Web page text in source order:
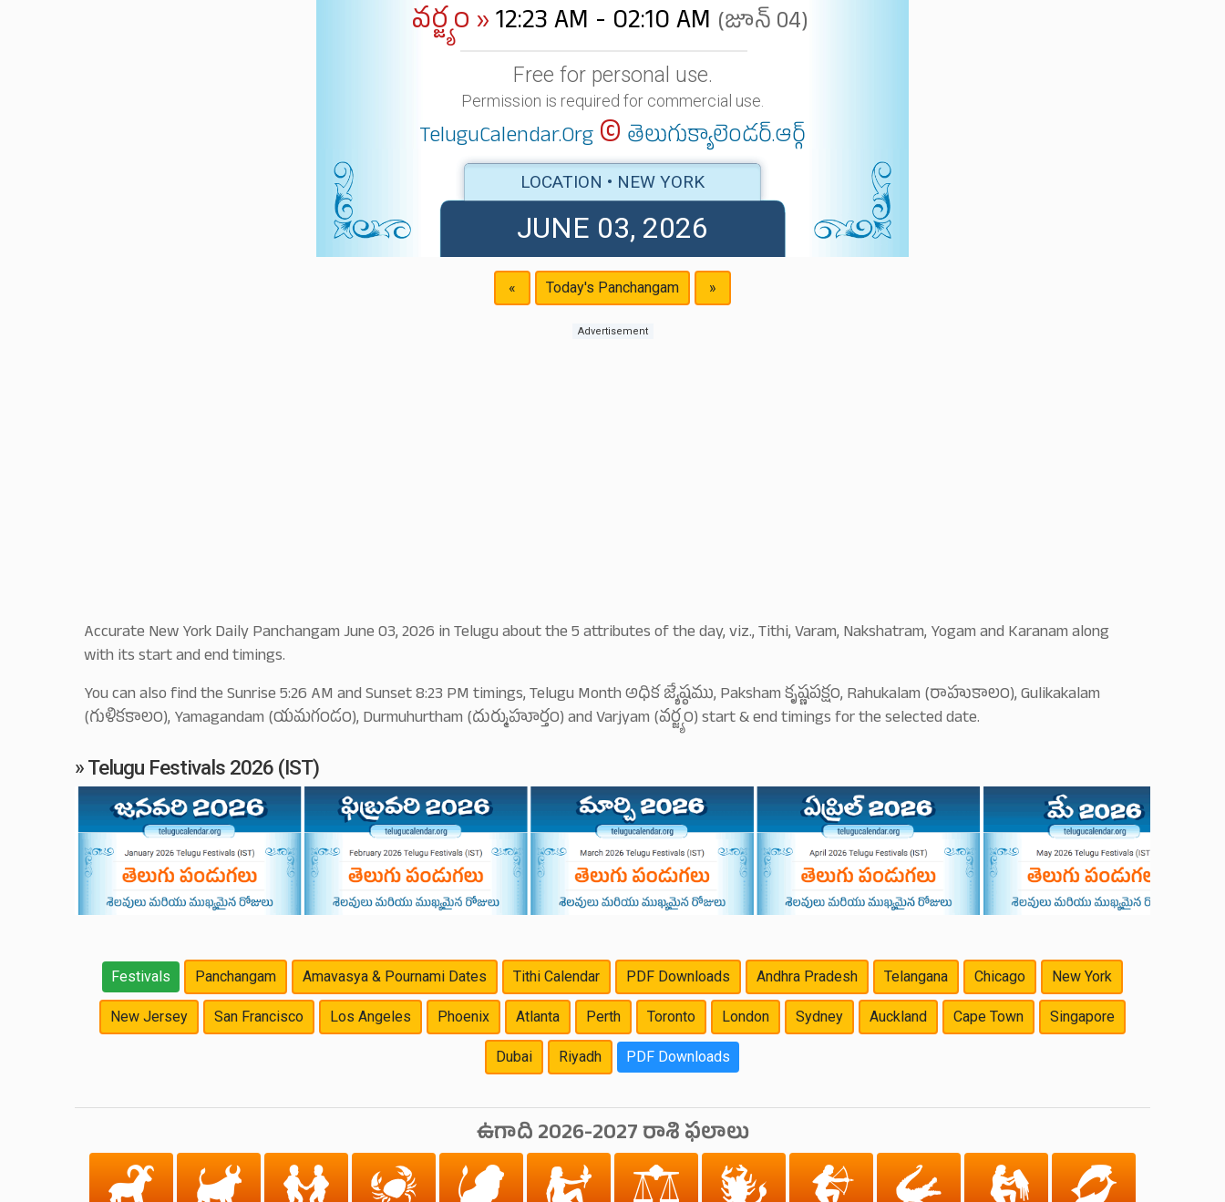
వర్జ్యం »12:23 AM - 02:10 AM (జూన్ 04)
Free for personal use.
Permission is required for commercial use.
TeluguCalendar.Org © తెలుగుక్యాలెండర్.ఆర్గ్
LOCATION • NEW YORK
JUNE 03, 2026
« Today's Panchangam »
Advertisement
Accurate New York Daily Panchangam June 03, 2026 in Telugu about the 5 attributes of the day, viz., Tithi, Varam, Nakshatram, Yogam and Karanam along
with its start and end timings.
You can also find the Sunrise 5:26 AM and Sunset 8:23 PM timings, Telugu Month అధిక జ్యేష్ఠము, Paksham కృష్ణపక్షం, Rahukalam (రాహుకాలం), Gulikakalam
(గుళికకాలం), Yamagandam (యమగండం), Durmuhurtham (దుర్ముహూర్తం) and Varjyam (వర్జ్యం) start & end timings for the selected date.
» Telugu Festivals 2026 (IST)
Festivals Panchangam Amavasya & Pournami Dates Tithi Calendar PDF Downloads Andhra Pradesh Telangana Chicago New York
New Jersey San Francisco Los Angeles Phoenix Atlanta Perth Toronto London Sydney Auckland Cape Town Singapore
Dubai Riyadh PDF Downloads
ఉగాది 2026-2027 రాశి ఫలాలు